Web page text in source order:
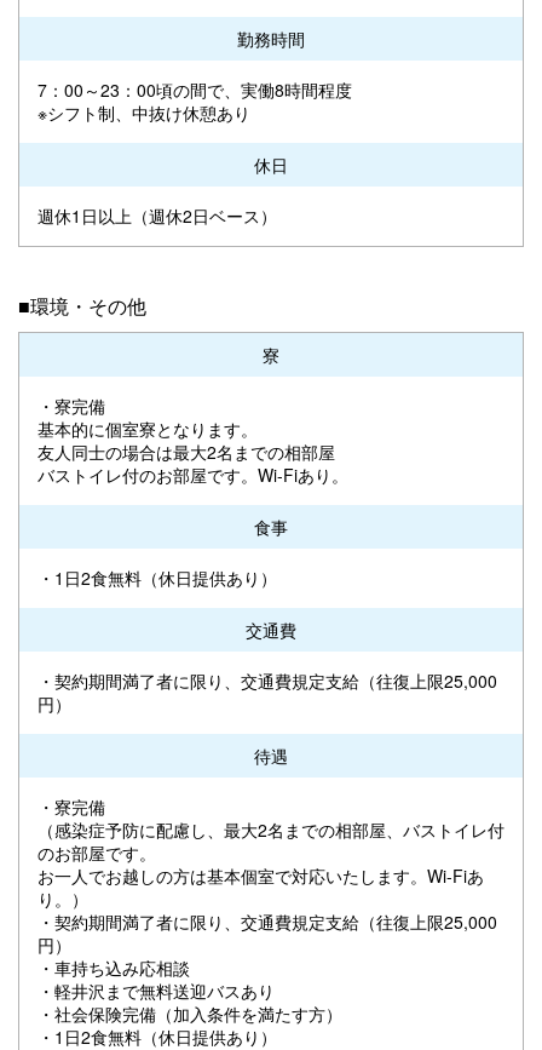
勤務時間
7：00～23：00頃の間で、実働8時間程度
※シフト制、中抜け休憩あり
休日
週休1日以上（週休2日ベース）
■環境・その他
寮
・寮完備
基本的に個室寮となります。
友人同士の場合は最大2名までの相部屋
バストイレ付のお部屋です。Wi-Fiあり。
食事
・1日2食無料（休日提供あり）
交通費
・契約期間満了者に限り、交通費規定支給（往復上限25,000
円）
待遇
・寮完備
（感染症予防に配慮し、最大2名までの相部屋、バストイレ付
のお部屋です。
お一人でお越しの方は基本個室で対応いたします。Wi-Fiあ
り。）
・契約期間満了者に限り、交通費規定支給（往復上限25,000
円）
・車持ち込み応相談
・軽井沢まで無料送迎バスあり
・社会保険完備（加入条件を満たす方）
・1日2食無料（休日提供あり）